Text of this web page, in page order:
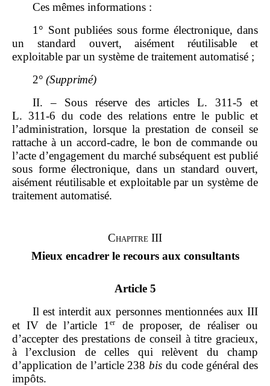
Ces mêmes informations :
1° Sont publiées sous forme électronique, dans
un standard ouvert, aisément réutilisable et
exploitable par un système de traitement automatisé ;
2° (Supprimé)
II. – Sous réserve des articles L. 311‑5 et
L. 311‑6 du code des relations entre le public et
l’administration, lorsque la prestation de conseil se
rattache à un accord‑cadre, le bon de commande ou
l’acte d’engagement du marché subséquent est publié
sous forme électronique, dans un standard ouvert,
aisément réutilisable et exploitable par un système de
traitement automatisé.
Chapitre III
Mieux encadrer le recours aux consultants
Article 5
Il est interdit aux personnes mentionnées aux III
et IV de l’article 1er
de proposer, de réaliser ou
d’accepter des prestations de conseil à titre gracieux,
à l’exclusion de celles qui relèvent du champ
d’application de l’article 238 bis du code général des
impôts.